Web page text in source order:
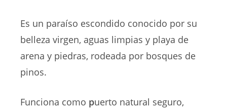
Es un paraíso escondido conocido por su
belleza virgen, aguas limpias y playa de
arena y piedras, rodeada por bosques de
pinos.
Funciona como puerto natural seguro,